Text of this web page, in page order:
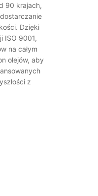
90 krajach,
Dzięki
ISO 9001,
na całym
olejów, aby
z